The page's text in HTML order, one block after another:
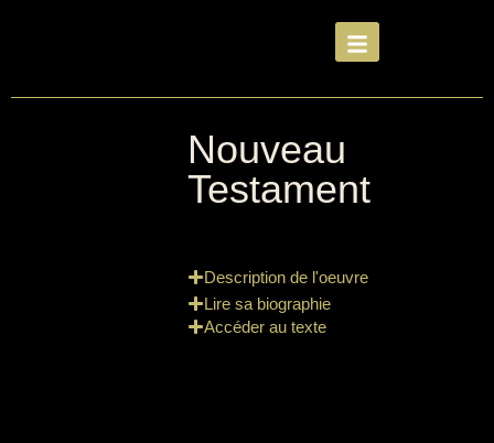
Nouveau
Testament
Description de l'oeuvre
Lire sa biographie
Accéder au texte